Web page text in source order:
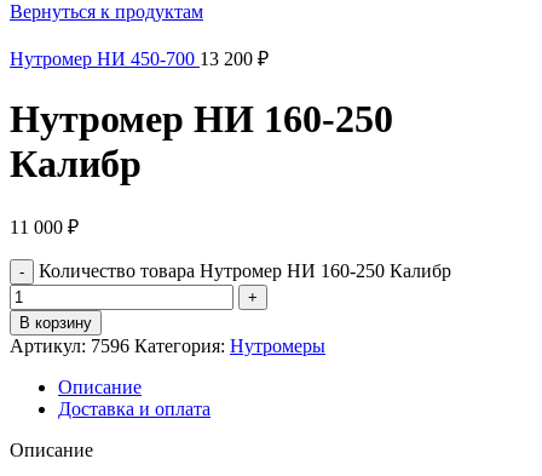
Вернуться к продуктам
Нутромер НИ 450-700 13 200 ₽
Нутромер НИ 160-250
Калибр
11 000 ₽
Количество товара Нутромер НИ 160-250 Калибр
В корзину
Артикул: 7596 Категория: Нутромеры
Описание
Доставка и оплата
Описание